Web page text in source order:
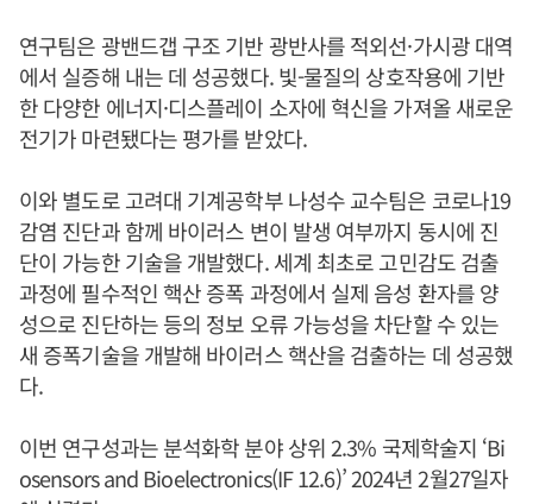
연구팀은 광밴드갭 구조 기반 광반사를 적외선·가시광 대역
에서 실증해 내는 데 성공했다. 빛-물질의 상호작용에 기반
한 다양한 에너지·디스플레이 소자에 혁신을 가져올 새로운
전기가 마련됐다는 평가를 받았다.
이와 별도로 고려대 기계공학부 나성수 교수팀은 코로나19
감염 진단과 함께 바이러스 변이 발생 여부까지 동시에 진
단이 가능한 기술을 개발했다. 세계 최초로 고민감도 검출
과정에 필수적인 핵산 증폭 과정에서 실제 음성 환자를 양
성으로 진단하는 등의 정보 오류 가능성을 차단할 수 있는
새 증폭기술을 개발해 바이러스 핵산을 검출하는 데 성공했
다.
이번 연구성과는 분석화학 분야 상위 2.3% 국제학술지 ‘Bi
osensors and Bioelectronics(IF 12.6)’ 2024년 2월27일자